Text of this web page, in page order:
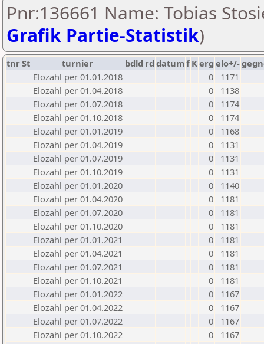
Pnr:136661 Name: Tobias
Grafik Partie-Statistik)
tnrSt turnier bdld rd datumf Kerg elo+/-
Elozahl per 01.01.2018
0
1171
Elozahl per 01.04.2018
0
1138
Elozahl per 01.07.2018
0
1174
Elozahl per 01.10.2018
0
1174
Elozahl per 01.01.2019
0
1168
Elozahl per 01.04.2019
0
1131
Elozahl per 01.07.2019
0
1131
Elozahl per 01.10.2019
0
1131
Elozahl per 01.01.2020
0
1140
Elozahl per 01.04.2020
0
1181
Elozahl per 01.07.2020
0
1181
Elozahl per 01.10.2020
0
1181
Elozahl per 01.01.2021
0
1181
Elozahl per 01.04.2021
0
1181
Elozahl per 01.07.2021
0
1181
Elozahl per 01.10.2021
0
1181
Elozahl per 01.01.2022
0
1167
Elozahl per 01.04.2022
0
1167
Elozahl per 01.07.2022
0
1167
Elozahl per 01.10.2022
0
1167